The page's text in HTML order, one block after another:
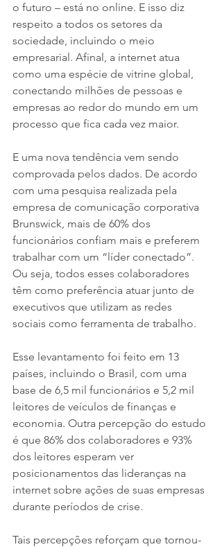
o futuro – está no online. E isso diz
respeito a todos os setores da
sociedade, incluindo o meio
empresarial. Afinal, a internet atua
como uma espécie de vitrine global,
conectando milhões de pessoas e
empresas ao redor do mundo em um
processo que fica cada vez maior.
E uma nova tendência vem sendo
comprovada pelos dados. De acordo
com uma pesquisa realizada pela
empresa de comunicação corporativa
Brunswick, mais de 60% dos
funcionários confiam mais e preferem
trabalhar com um “líder conectado”.
Ou seja, todos esses colaboradores
têm como preferência atuar junto de
executivos que utilizam as redes
sociais como ferramenta de trabalho.
Esse levantamento foi feito em 13
países, incluindo o Brasil, com uma
base de 6,5 mil funcionários e 5,2 mil
leitores de veículos de finanças e
economia. Outra percepção do estudo
é que 86% dos colaboradores e 93%
dos leitores esperam ver
posicionamentos das lideranças na
internet sobre ações de suas empresas
durante períodos de crise.
Tais percepções reforçam que tornou-